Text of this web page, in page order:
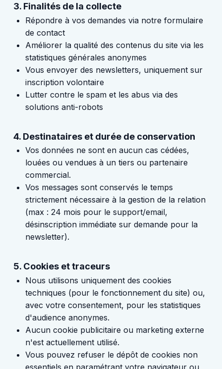
3. Finalités de la collecte
Répondre à vos demandes via notre formulaire
de contact
Améliorer la qualité des contenus du site via les
statistiques générales anonymes
Vous envoyer des newsletters, uniquement sur
inscription volontaire
Lutter contre le spam et les abus via des
solutions anti-robots
4. Destinataires et durée de conservation
Vos données ne sont en aucun cas cédées,
louées ou vendues à un tiers ou partenaire
commercial.
Vos messages sont conservés le temps
strictement nécessaire à la gestion de la relation
(max : 24 mois pour le support/email,
désinscription immédiate sur demande pour la
newsletter).
5. Cookies et traceurs
Nous utilisons uniquement des cookies
techniques (pour le fonctionnement du site) ou,
avec votre consentement, pour les statistiques
d'audience anonymes.
Aucun cookie publicitaire ou marketing externe
n'est actuellement utilisé.
Vous pouvez refuser le dépôt de cookies non
essentiels en paramétrant votre navigateur ou